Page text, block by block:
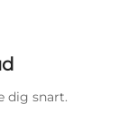
dig snart.